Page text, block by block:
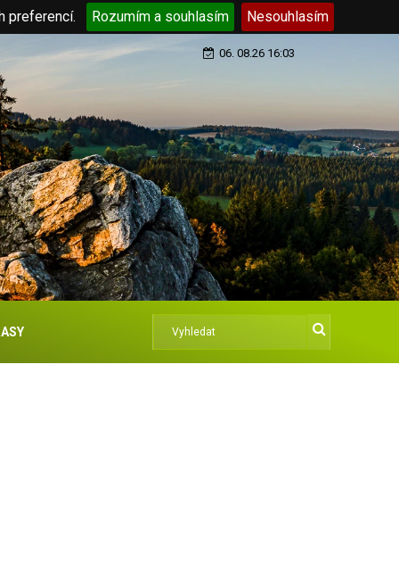
preferencí. Rozumím a souhlasím Nesouhlasím
06. 08.26 16:03